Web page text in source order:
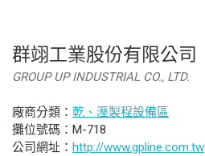
群翊工業股份有限公司
GROUP UP INDUSTRIAL CO., LTD.
廠商分類： 乾、溼製程設備區
攤位號碼：M-718
公司網址： http://www.gpline.com.tw